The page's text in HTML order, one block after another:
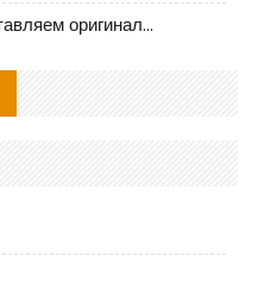
JST соединитель - предоставляем оригинальные JST GHR-09V-S соединители и их аналоги